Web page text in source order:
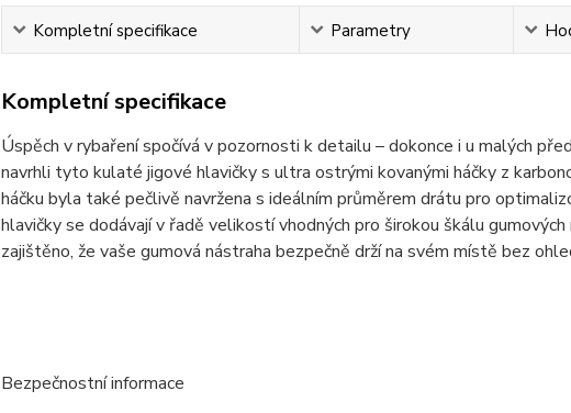
Kompletní specifikace Parametry
Kompletní specifikace
Úspěch v rybaření spočívá v pozornosti k detailu – dokonce i u malých
navrhli tyto kulaté jigové hlavičky s ultra ostrými kovanými háčky z
háčku byla také pečlivě navržena s ideálním průměrem drátu pro
hlavičky se dodávají v řadě velikostí vhodných pro širokou škálu
zajištěno, že vaše gumová nástraha bezpečně drží na svém místě bez
Bezpečnostní informace